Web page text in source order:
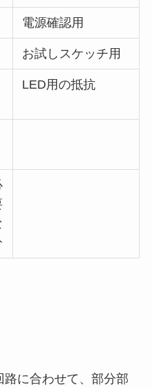
電源確認用
お試しスケッチ用
LED用の抵抗
に合わせて、部分部